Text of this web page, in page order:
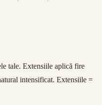
tale. Extensiile aplică fire
intensificat. Extensiile =